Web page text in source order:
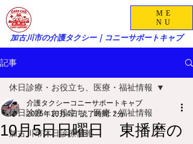
加古川市の介護タクシー｜コニーサポートキャブ
ME
NU
記事
休日診療・お役立ち、医療・福祉情報
加古川市休日診療情報
休日診療・お役立ち、医療・福祉情報
10月5日日曜日 東播磨の
介護タクシーコニーサポートキャブ
2025年10月4日 読了時間: 2分